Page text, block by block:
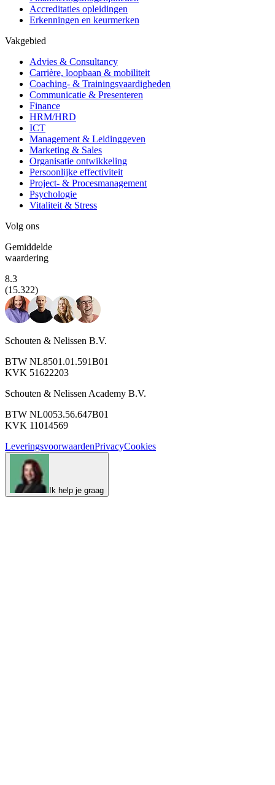
Accreditaties opleidingen
Erkenningen en keurmerken
Vakgebied
Advies & Consultancy
Carrière, loopbaan & mobiliteit
Coaching- & Trainingsvaardigheden
Communicatie & Presenteren
Finance
HRM/HRD
ICT
Management & Leidinggeven
Marketing & Sales
Organisatie ontwikkeling
Persoonlijke effectiviteit
Project- & Procesmanagement
Psychologie
Vitaliteit & Stress
Volg ons
Gemiddelde
waardering
8.3
(15.322)
Schouten & Nelissen B.V.
BTW NL8501.01.591B01
KVK 51622203
Schouten & Nelissen Academy B.V.
BTW NL0053.56.647B01
KVK 11014569
LeveringsvoorwaardenPrivacyCookies
Ik help je graag